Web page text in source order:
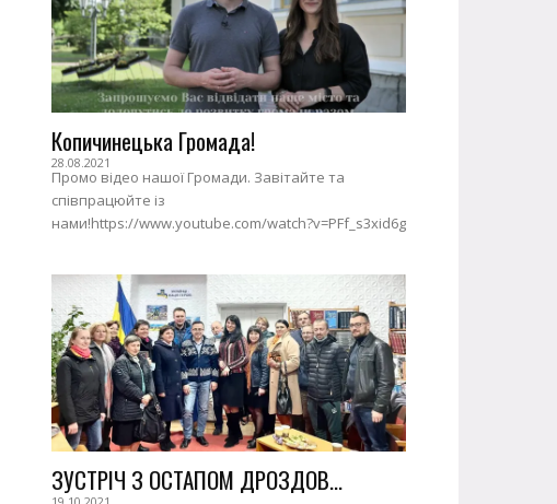
Копичинецька Громада!
28.08.2021
Промо відео нашої Громади. Завітайте та
співпрацюйте із
нами!https://www.youtube.com/watch?v=PFf_s3xid6g
ЗУСТРІЧ З ОСТАПОМ ДРОЗДОВ...